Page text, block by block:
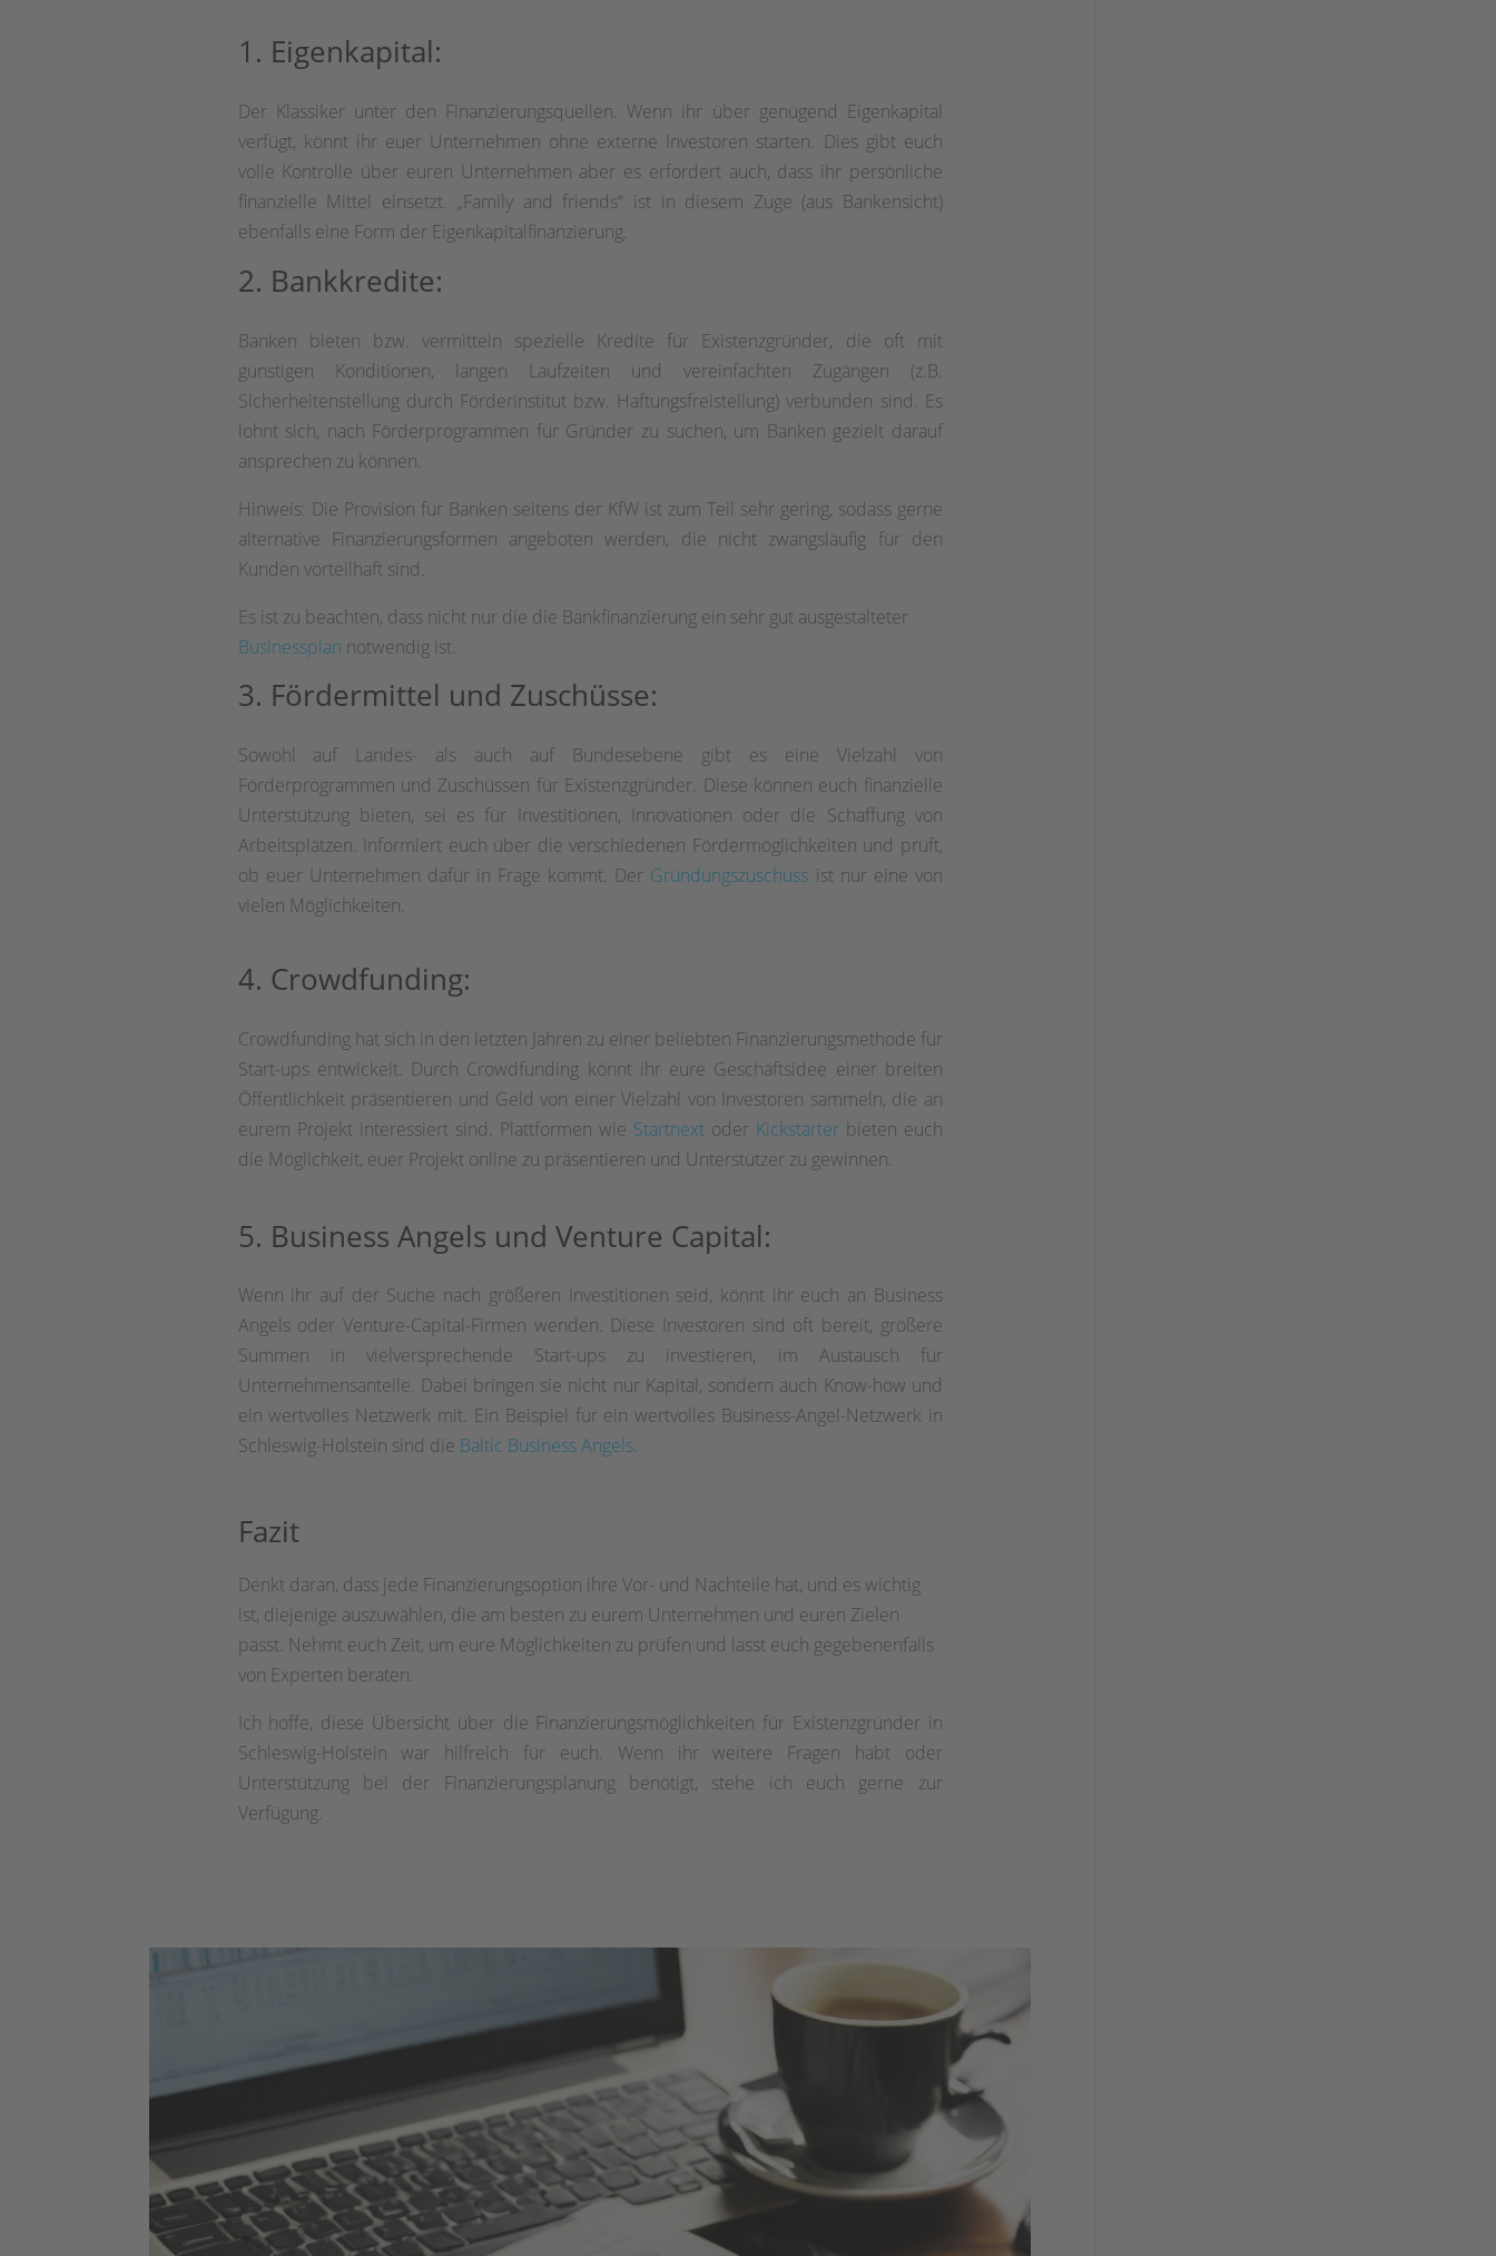
1. Eigenkapital:
Der Klassiker unter den Finanzierungsquellen. Wenn ihr über genügend Eigenkapital
verfügt, könnt ihr euer Unternehmen ohne externe Investoren starten. Dies gibt euch
volle Kontrolle über euren Unternehmen aber es erfordert auch, dass ihr persönliche
finanzielle Mittel einsetzt. „Family and friends“ ist in diesem Zuge (aus Bankensicht)
ebenfalls eine Form der Eigenkapitalfinanzierung.
2. Bankkredite:
Banken bieten bzw. vermitteln spezielle Kredite für Existenzgründer, die oft mit
günstigen Konditionen, langen Laufzeiten und vereinfachten Zugängen (z.B.
Sicherheitenstellung durch Förderinstitut bzw. Haftungsfreistellung) verbunden sind. Es
lohnt sich, nach Förderprogrammen für Gründer zu suchen, um Banken gezielt darauf
ansprechen zu können.
Hinweis: Die Provision für Banken seitens der KfW ist zum Teil sehr gering, sodass gerne
alternative Finanzierungsformen angeboten werden, die nicht zwangsläufig für den
Kunden vorteilhaft sind.
Es ist zu beachten, dass nicht nur die die Bankfinanzierung ein sehr gut ausgestalteter
Businessplan notwendig ist.
3. Fördermittel und Zuschüsse:
Sowohl auf Landes- als auch auf Bundesebene gibt es eine Vielzahl von
Förderprogrammen und Zuschüssen für Existenzgründer. Diese können euch finanzielle
Unterstützung bieten, sei es für Investitionen, Innovationen oder die Schaffung von
Arbeitsplätzen. Informiert euch über die verschiedenen Fördermöglichkeiten und prüft,
ob euer Unternehmen dafür in Frage kommt. Der Gründungszuschuss ist nur eine von
vielen Möglichkeiten.
4. Crowdfunding:
Crowdfunding hat sich in den letzten Jahren zu einer beliebten Finanzierungsmethode für
Start-ups entwickelt. Durch Crowdfunding könnt ihr eure Geschäftsidee einer breiten
Öffentlichkeit präsentieren und Geld von einer Vielzahl von Investoren sammeln, die an
eurem Projekt interessiert sind. Plattformen wie Startnextoder Kickstarterbieten euch
die Möglichkeit, euer Projekt online zu präsentieren und Unterstützer zu gewinnen.
5. Business Angels und Venture Capital:
Wenn ihr auf der Suche nach größeren Investitionen seid, könnt ihr euch an Business
Angels oder Venture-Capital-Firmen wenden. Diese Investoren sind oft bereit, größere
Summen in vielversprechende Start-ups zu investieren, im Austausch für
Unternehmensanteile. Dabei bringen sie nicht nur Kapital, sondern auch Know-how und
ein wertvolles Netzwerk mit. Ein Beispiel für ein wertvolles Business-Angel-Netzwerk in
Schleswig-Holstein sind die Baltic Business Angels.
Fazit
Denkt daran, dass jede Finanzierungsoption ihre Vor- und Nachteile hat, und es wichtig
ist, diejenige auszuwählen, die am besten zu eurem Unternehmen und euren Zielen
passt. Nehmt euch Zeit, um eure Möglichkeiten zu prüfen und lasst euch gegebenenfalls
von Experten beraten.
Ich hoffe, diese Übersicht über die Finanzierungsmöglichkeiten für Existenzgründer in
Schleswig-Holstein war hilfreich für euch. Wenn ihr weitere Fragen habt oder
Unterstützung bei der Finanzierungsplanung benötigt, stehe ich euch gerne zur
Verfügung.